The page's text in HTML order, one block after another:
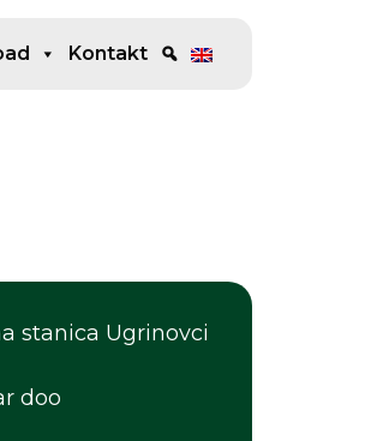
Kontakt
stanica Ugrinovci
doo